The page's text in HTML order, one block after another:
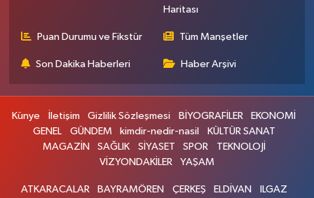
Haritası
Puan Durumu ve Fikstür Tüm Manşetler
Son Dakika Haberleri Haber Arşivi
Künye İletişim Gizlilik Sözleşmesi BİYOGRAFİLER
EKONOMİ
GENEL
GÜNDEM kimdir-nedir-nasil
KÜLTÜR SANAT
MAGAZİN
SAĞLIK SİYASET SPOR
TEKNOLOJİ
VİZYONDAKİLER
YAŞAM
ATKARACALAR BAYRAMÖREN ÇERKEŞ ELDİVAN ILGAZ